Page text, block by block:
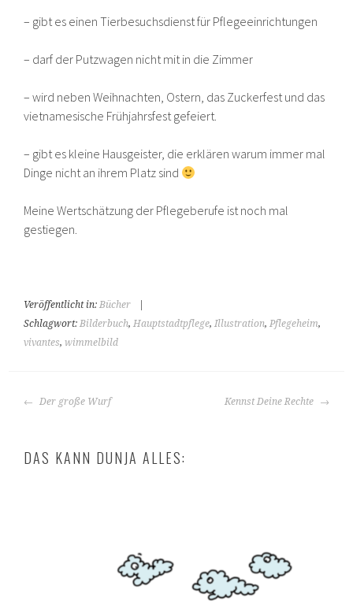
– gibt es einen Tierbesuchsdienst für Pflegeeinrichtungen
– darf der Putzwagen nicht mit in die Zimmer
– wird neben Weihnachten, Ostern, das Zuckerfest und das
vietnamesische Frühjahrsfest gefeiert.
– gibt es kleine Hausgeister, die erklären warum immer mal
Dinge nicht an ihrem Platz sind
Meine Wertschätzung der Pflegeberufe ist noch mal
gestiegen.
Veröffentlicht in:Bücher
Schlagwort:Bilderbuch,Hauptstadtpflege,Illustration,Pflegeheim,
vivantes,wimmelbild
BEITRAGS-
Der große Wurf Kennst Deine Rechte
DAS KANN DUNJA ALLES: